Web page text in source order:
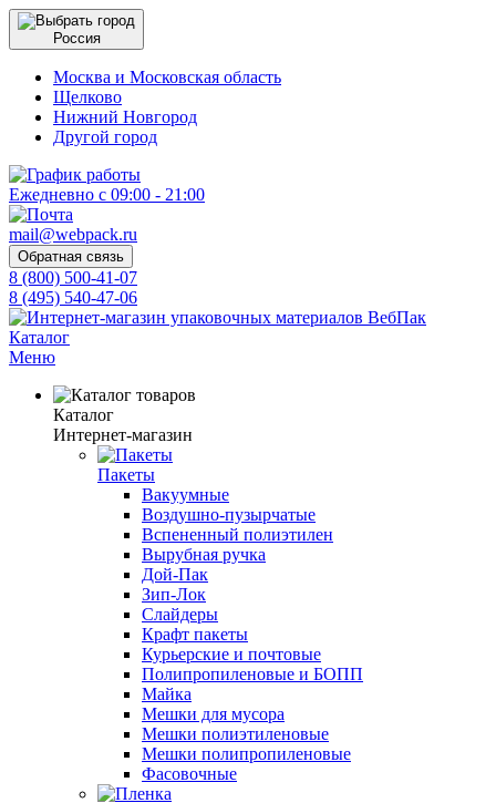
Россия
Москва и Московская область
Щелково
Нижний Новгород
Другой город
Ежедневно с 09:00 - 21:00
mail@webpack.ru
Обратная связь
8 (800) 500-41-07
8 (495) 540-47-06
Каталог
Меню
Каталог
Интернет-магазин
Пакеты
Вакуумные
Воздушно-пузырчатые
Вспененный полиэтилен
Вырубная ручка
Дой-Пак
Зип-Лок
Слайдеры
Крафт пакеты
Курьерские и почтовые
Полипропиленовые и БОПП
Майка
Мешки для мусора
Мешки полиэтиленовые
Мешки полипропиленовые
Фасовочные